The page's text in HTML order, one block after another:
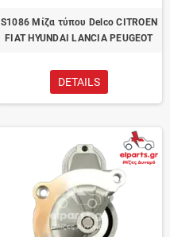
S1086 Μίζα τύπου Delco CITROEN
FIAT HYUNDAI LANCIA PEUGEOT
DETAILS